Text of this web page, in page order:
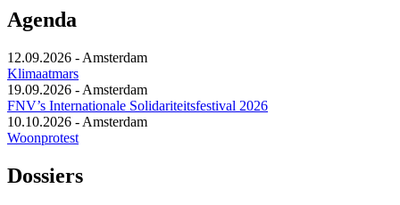
Agenda
12.09.2026 - Amsterdam
Klimaatmars
19.09.2026 - Amsterdam
FNV’s Internationale Solidariteitsfestival 2026
10.10.2026 - Amsterdam
Woonprotest
Dossiers